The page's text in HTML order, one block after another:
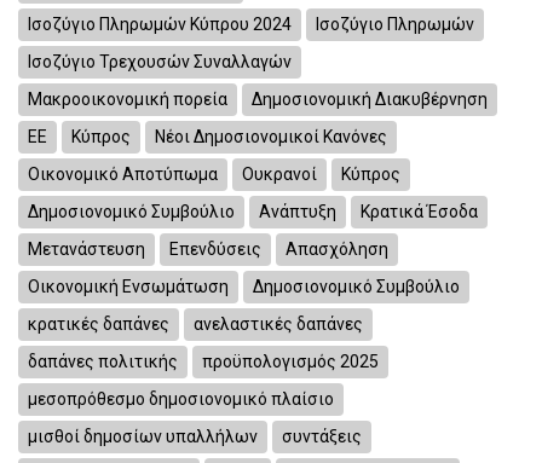
Ισοζύγιο Πληρωμών Κύπρου 2024
Ισοζύγιο Πληρωμών
Ισοζύγιο Τρεχουσών Συναλλαγών
Μακροοικονομική πορεία
Δημοσιονομική Διακυβέρνηση
ΕΕ
Κύπρος
Νέοι Δημοσιονομικοί Κανόνες
Οικονομικό Αποτύπωμα
Ουκρανοί
Κύπρος
Δημοσιονομικό Συμβούλιο
Ανάπτυξη
Κρατικά Έσοδα
Μετανάστευση
Επενδύσεις
Απασχόληση
Οικονομική Ενσωμάτωση
Δημοσιονομικό Συμβούλιο
κρατικές δαπάνες
ανελαστικές δαπάνες
δαπάνες πολιτικής
προϋπολογισμός 2025
μεσοπρόθεσμο δημοσιονομικό πλαίσιο
μισθοί δημοσίων υπαλλήλων
συντάξεις